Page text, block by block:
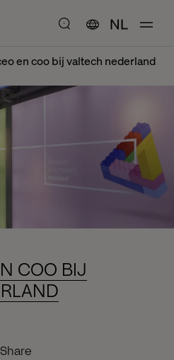
NL
en coo bij valtech nederland
COO BIJ
Share